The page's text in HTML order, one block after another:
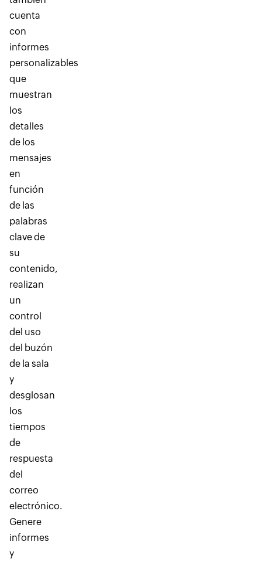
cuenta
con
informes
personalizables
que
muestran
los
detalles
de los
mensajes
en
función
de las
palabras
clave de
su
contenido,
realizan
un
control
del uso
del buzón
de la sala
y
desglosan
los
tiempos
de
respuesta
del
correo
electrónico.
Genere
informes
y